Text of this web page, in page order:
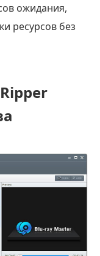
ожидания,
ресурсов без